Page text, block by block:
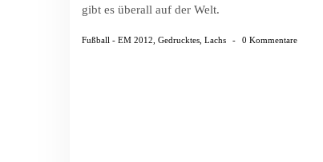
gibt es überall auf der Welt.
Fußball - EM 2012, Gedrucktes, Lachs - 0 Kommentare